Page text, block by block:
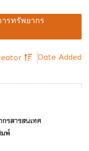
รทรัพยากร
Date Added